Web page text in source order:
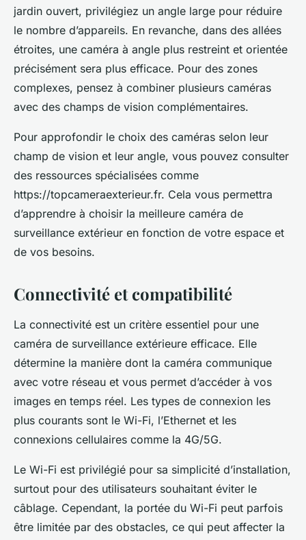
jardin ouvert, privilégiez un angle large pour réduire
le nombre d’appareils. En revanche, dans des allées
étroites, une caméra à angle plus restreint et orientée
précisément sera plus efficace. Pour des zones
complexes, pensez à combiner plusieurs caméras
avec des champs de vision complémentaires.
Pour approfondir le choix des caméras selon leur
champ de vision et leur angle, vous pouvez consulter
des ressources spécialisées comme
https://topcameraexterieur.fr. Cela vous permettra
d’apprendre à choisir la meilleure caméra de
surveillance extérieur en fonction de votre espace et
de vos besoins.
Connectivité et compatibilité
La connectivité est un critère essentiel pour une
caméra de surveillance extérieure efficace. Elle
détermine la manière dont la caméra communique
avec votre réseau et vous permet d’accéder à vos
images en temps réel. Les types de connexion les
plus courants sont le Wi-Fi, l’Ethernet et les
connexions cellulaires comme la 4G/5G.
Le Wi-Fi est privilégié pour sa simplicité d’installation,
surtout pour des utilisateurs souhaitant éviter le
câblage. Cependant, la portée du Wi-Fi peut parfois
être limitée par des obstacles, ce qui peut affecter la